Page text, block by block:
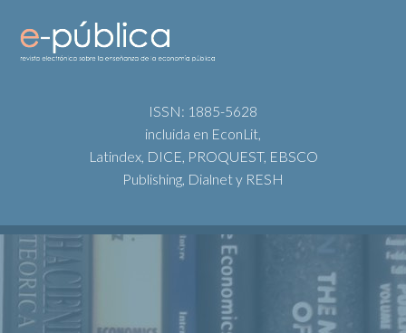
ISSN: 1885-5628
incluida en EconLit,
Latindex, DICE, PROQUEST, EBSCO
Publishing, Dialnet y RESH